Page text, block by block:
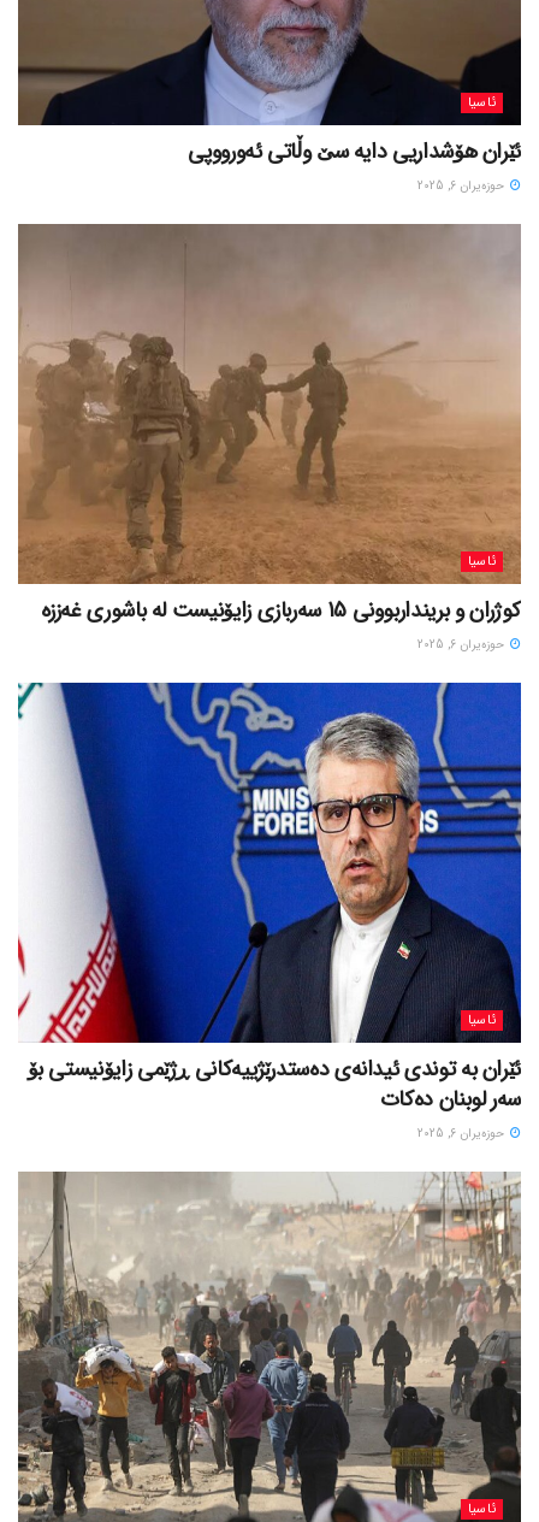
ئاسیا
ئێران هۆشداریی دایە سێ وڵاتی ئەورووپی
حوزه‌یران 6, 2025
ئاسیا
کوژران و برینداربوونی 15 سەربازی زایۆنیست لە باشوری غەززە
حوزه‌یران 6, 2025
ئاسیا
ئێران بە توندی ئیدانەی دەستدرێژییەکانی ڕژێمی زایۆنیستی بۆ
سەر لوبنان دەکات
حوزه‌یران 6, 2025
ئاسیا